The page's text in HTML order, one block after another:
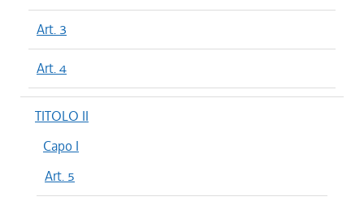
Art. 3
Art. 4
TITOLO II
Capo I
Art. 5